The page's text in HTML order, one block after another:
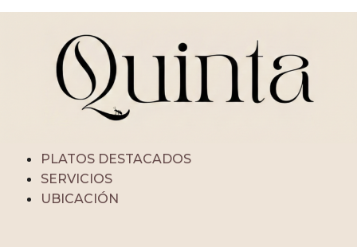
PLATOS DESTACADOS
SERVICIOS
UBICACIÓN